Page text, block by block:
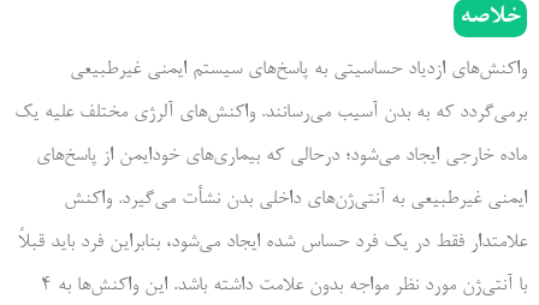
خلاصه
واکنش‌های ازدیاد حساسیتی به پاسخ‌های سیستم ایمنی غیرطبیعی
برمی‌گردد که به بدن آسیب می‌رسانند. واکنش‌های آلرژی مختلف علیه یک
ماده خارجی ایجاد می‌شود؛ درحالی که بیماری‌های خودایمن از پاسخ‌های
ایمنی غیرطبیعی به آنتی‌ژن‌های داخلی بدن نشأت می‌گیرد. واکنش
علامتدار فقط در یک فرد حساس شده ایجاد می‌شود، بنابراین فرد باید قبلاً
با آنتی‌ژن مورد نظر مواجه‌ بدون علامت داشته باشد. این واکنش‌ها به 4